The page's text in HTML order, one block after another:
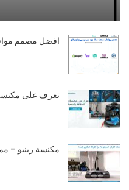
افضل مصمم
تعرف على مكنسة
مكنسة رينبو –